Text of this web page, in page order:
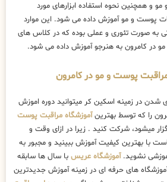
همچنین نحوه استفاده ابزارهای مورد
پوست و مو آموزش داده می شود. این موارد
به صورت تئوری و عملی بوده که در کلاس های
در کامرون به هنرجو آموزش داده می شود.
پوست و مو در کامرون
در زمینه اسکین کر میتوانید دوره اموزش
را که توسط بهترینآموزشگاه مراقبت پوست
میشود، شرکت کنید . زیرا در ازای وقت و
با بهترین کیفیت آموزش ببینید و مجبور به
نشوید.آموزشگاه عریس با سال ها سابقه
های حرفه ای در زمینه آموزش جدیدترین